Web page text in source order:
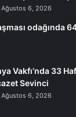
Ağustos 6, 2026
odağında
Vakfı’nda 33
Sevinci
Ağustos 6, 2026